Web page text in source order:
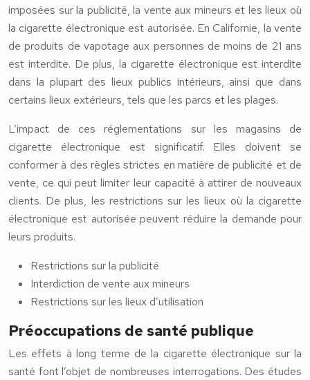
imposées sur la publicité, la vente aux mineurs et les lieux où
la cigarette électronique est autorisée. En Californie, la vente
de produits de vapotage aux personnes de moins de 21 ans
est interdite. De plus, la cigarette électronique est interdite
dans la plupart des lieux publics intérieurs, ainsi que dans
certains lieux extérieurs, tels que les parcs et les plages.
L’impact de ces réglementations sur les magasins de
cigarette électronique est significatif. Elles doivent se
conformer à des règles strictes en matière de publicité et de
vente, ce qui peut limiter leur capacité à attirer de nouveaux
clients. De plus, les restrictions sur les lieux où la cigarette
électronique est autorisée peuvent réduire la demande pour
leurs produits.
Restrictions sur la publicité
Interdiction de vente aux mineurs
Restrictions sur les lieux d’utilisation
Préoccupations de santé publique
Les effets à long terme de la cigarette électronique sur la
santé font l’objet de nombreuses interrogations. Des études